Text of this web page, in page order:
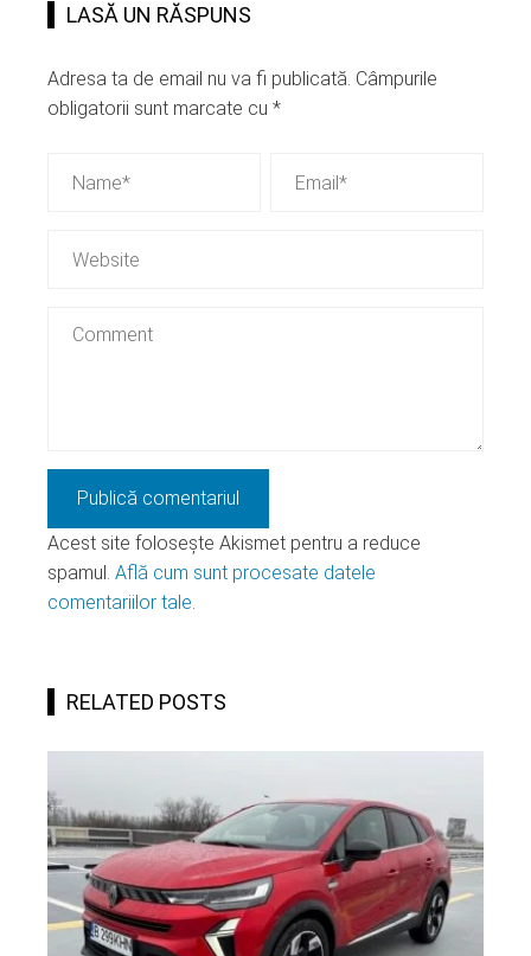
LASĂ UN RĂSPUNS
Adresa ta de email nu va fi publicată. Câmpurile
obligatorii sunt marcate cu *
Acest site folosește Akismet pentru a reduce
spamul. Află cum sunt procesate datele
comentariilor tale.
RELATED POSTS